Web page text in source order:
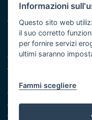
Protezione civile
Vai al sito di Protezione
Iniziativa finanziata
Asse XI
Note legali
Cookie e privacy
Amministrazione trasparente
Atti di notifica
Informazioni
Questo sito web
il suo corretto
per fornire servizi
ultimi saranno
Fammi scegliere